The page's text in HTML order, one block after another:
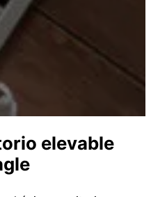
elevable